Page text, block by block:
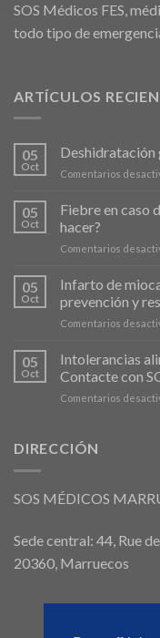
SOS Médicos FES,
todo tipo de
ARTÍCULOS
05
Oct
Deshidratación
Comentarios
05
Oct
Fiebre en caso
hacer?
Comentarios
05
Oct
Infarto de
prevención y
Comentarios
05
Oct
Intolerancias
Contacte con
Comentarios
DIRECCIÓN
SOS MÉDICOS
Sede central: 44, Rue
20360, Marruecos